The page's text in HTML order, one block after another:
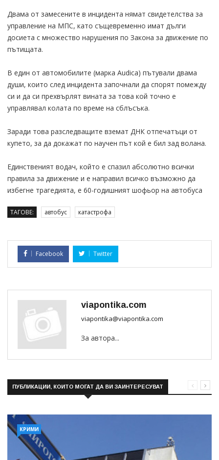
Двама от замесените в инцидента нямат свидетелства за
управление на МПС, като същевременно имат дълги
досиета с множество нарушения по Закона за движение по
пътищата.
В един от автомобилите (марка Audiса) пътували двама
души, които след инцидента започнали да спорят помежду
си и да си прехвърлят вината за това кой точно е
управлявал колата по време на сблъсъка.
Заради това разследващите вземат ДНК отпечатъци от
купето, за да докажат по научен път кой е бил зад волана.
Единственият водач, който е спазил абсолютно всички
правила за движение и е направил всичко възможно да
избегне трагедията, е 60-годишният шофьор на автобуса
ТАГОВЕ: автобус катастрофа
Facebook Twitter
viapontika.com
viapontika@viapontika.com
За автора...
ПУБЛИКАЦИИ, КОИТО МОГАТ ДА ВИ ЗАИНТЕРЕСУВАТ
КРИМИ